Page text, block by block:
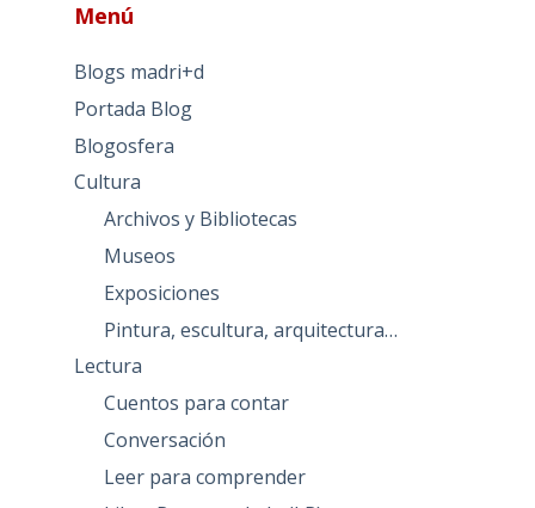
Menú
Blogs madri+d
Portada Blog
Blogosfera
Cultura
Archivos y Bibliotecas
Museos
Exposiciones
Pintura, escultura, arquitectura…
Lectura
Cuentos para contar
Conversación
Leer para comprender